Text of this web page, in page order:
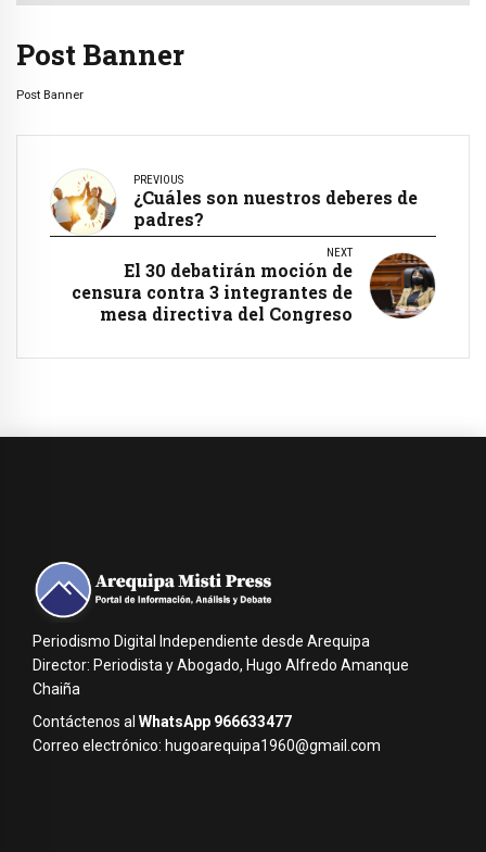
Post Banner
Post Banner
PREVIOUS
¿Cuáles son nuestros deberes de
padres?
NEXT
El 30 debatirán moción de
censura contra 3 integrantes de
mesa directiva del Congreso
Periodismo Digital Independiente desde Arequipa
Director: Periodista y Abogado, Hugo Alfredo Amanque
Chaiña
Contáctenos al WhatsApp 966633477
Correo electrónico: hugoarequipa1960@gmail.com